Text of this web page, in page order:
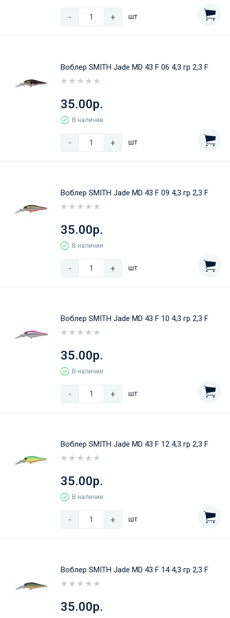
- + шт
Воблер SMITH Jade MD 43 F 06 4,3 гр 2,3 F
35.00р.
В наличии
- + шт
Воблер SMITH Jade MD 43 F 09 4,3 гр 2,3 F
35.00р.
В наличии
- + шт
Воблер SMITH Jade MD 43 F 10 4,3 гр 2,3 F
35.00р.
В наличии
- + шт
Воблер SMITH Jade MD 43 F 12 4,3 гр 2,3 F
35.00р.
В наличии
- + шт
Воблер SMITH Jade MD 43 F 14 4,3 гр 2,3 F
35.00р.